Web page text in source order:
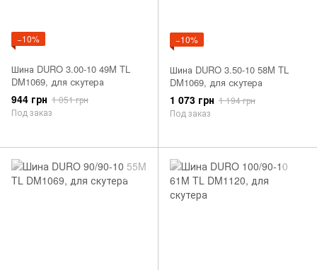
−10%
Шина DURO 3.00-10 49M TL
DM1069, для скутера
944 грн 1 051 грн
Под заказ
−10%
Шина DURO 3.50-10 58M TL
DM1069, для скутера
1 073 грн 1 194 грн
Под заказ